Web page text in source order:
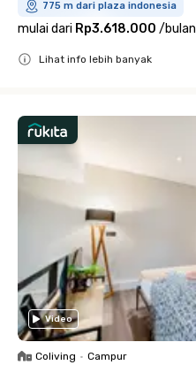
775 m dari plaza indonesia
mulai dari Rp3.618.000 /bulan
Lihat info lebih banyak
Video
Coliving • Campur